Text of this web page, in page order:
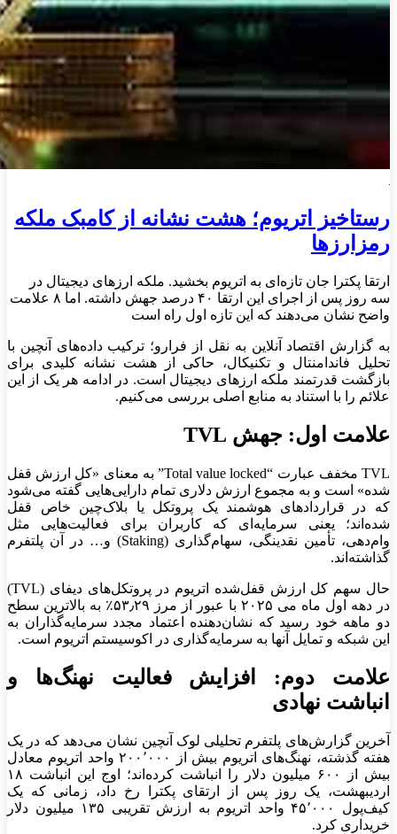
رستاخیز اتریوم؛ هشت نشانه از کامبک ملکه
رمزارزها
ارتقا پکترا جان تازه‌ای به اتریوم بخشید. ملکه ارزهای دیجیتال در
سه روز پس از اجرای این ارتقا ۴۰ درصد جهش داشته. اما ۸ علامت
واضح نشان می‌دهند که این تازه اول راه است
به گزارش اقتصاد آنلاین به نقل از فرارو؛ ترکیب داده‌های آنچین با
تحلیل فاندامنتال و تکنیکال، حاکی از هشت نشانه کلیدی برای
بازگشت قدرتمند ملکه ارز‌های دیجیتال است. در ادامه هر یک از این
علائم را با استناد به منابع اصلی بررسی می‌کنیم.
علامت اول: جهش TVL
TVL مخفف عبارت “Total value locked” به معنای «کل ارزش قفل
شده» است و به مجموع ارزش دلاری تمام دارایی‌هایی گفته می‌شود
که در قرارداد‌های هوشمند یک پروتکل یا بلاک‌چین خاص قفل
شده‌اند؛ یعنی سرمایه‌ای که کاربران برای فعالیت‌هایی مثل
وام‌دهی، تأمین نقدینگی، سهام‌گذاری (Staking) و… در آن پلتفرم
گذاشته‌اند.
حال سهم کل ارزش قفل‌شده اتریوم در پروتکل‌های دیفای (TVL)
در دهه اول ماه می ۲۰۲۵ با عبور از مرز ۵۳٫۲۹٪ به بالاترین سطح
دو ماهه خود رسید که نشان‌دهنده اعتماد مجدد سرمایه‌گذاران به
این شبکه و تمایل آنها به سرمایه‌گذاری در اکوسیستم اتریوم است.
علامت دوم: افزایش فعالیت نهنگ‌ها و
انباشت نهادی
آخرین گزارش‌های پلتفرم تحلیلی لوک آنچین نشان می‌دهد که در یک
هفته گذشته، نهنگ‌های اتریوم بیش از ۲۰۰٬۰۰۰ واحد اتریوم معادل
بیش از ۶۰۰ میلیون دلار را انباشت کرده‌اند؛ اوج این انباشت ۱۸
اردیبهشت، یک روز پس از ارتقای پکترا رخ داد، زمانی که یک
کیف‌پول ۴۵٬۰۰۰ واحد اتریوم به ارزش تقریبی ۱۳۵ میلیون دلار
خریداری کرد.